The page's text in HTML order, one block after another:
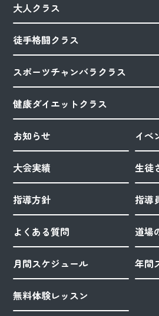
大人クラス
徒手格闘クラス
スポーツチャンバラクラス
健康ダイエットクラス
お知らせ イベ
大会実績 生徒
指導方針 指導
よくある質問 道場
月間スケジュール 年間
無料体験レッスン